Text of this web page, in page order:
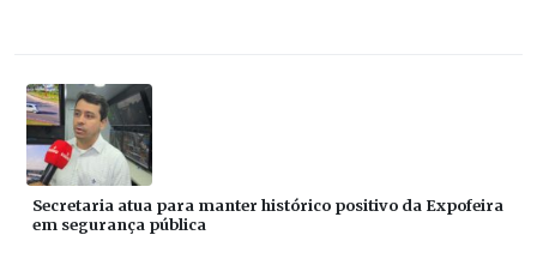
Secretaria atua para manter histórico positivo da Expofeira
em segurança pública